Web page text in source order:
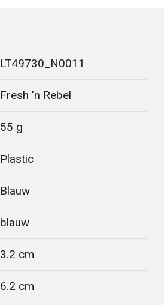
LT49730_N0011
Fresh 'n Rebel
55 g
Plastic
Blauw
blauw
3.2 cm
6.2 cm